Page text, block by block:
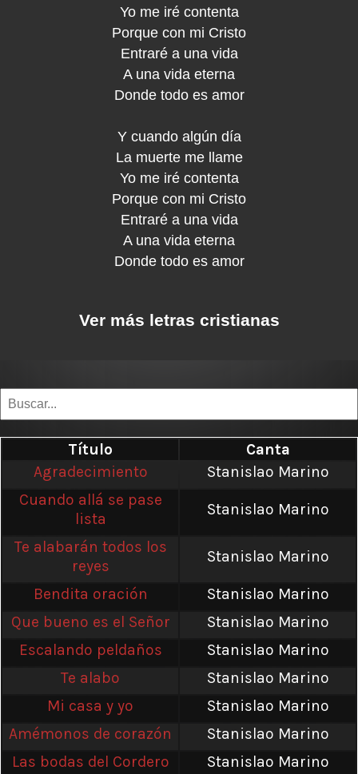
Yo me iré contenta
Porque con mi Cristo
Entraré a una vida
A una vida eterna
Donde todo es amor
Y cuando algún día
La muerte me llame
Yo me iré contenta
Porque con mi Cristo
Entraré a una vida
A una vida eterna
Donde todo es amor
Ver más letras cristianas
Título
Canta
Agradecimiento
Stanislao Marino
Cuando allá se pase
lista
Stanislao Marino
Te alabarán todos los
reyes
Stanislao Marino
Bendita oración
Stanislao Marino
Que bueno es el Señor
Stanislao Marino
Escalando peldaños
Stanislao Marino
Te alabo
Stanislao Marino
Mi casa y yo
Stanislao Marino
Amémonos de corazón
Stanislao Marino
Las bodas del Cordero
Stanislao Marino